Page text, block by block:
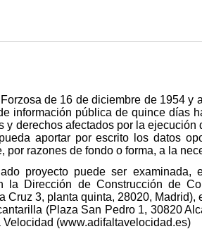
de 16 de diciembre de 1954 y
información pública de quince días
derechos afectados por la ejecución
aportar por escrito los datos
razones de fondo o forma, a la
proyecto puede ser examinada,
la Dirección de Construcción de
3, planta quinta, 28020, Madrid),
(Plaza San Pedro 1, 30820
(www.adifaltavelocidad.es)